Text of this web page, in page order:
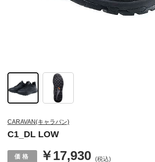
CARAVAN(キャラバン)
C1_DL LOW
￥17,930 (税込)